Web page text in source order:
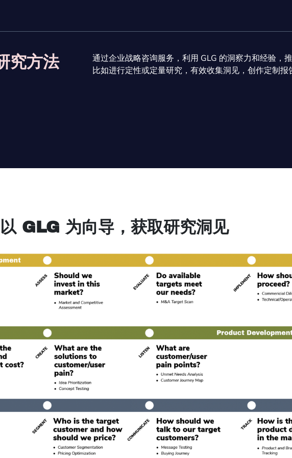
究方法
通过企业战略咨询服务，利用 GLG 的洞察力和经验，
比如进行定性或定量研究，有效收集洞见，创作定制报
以 GLG 为向导，获取研究洞见